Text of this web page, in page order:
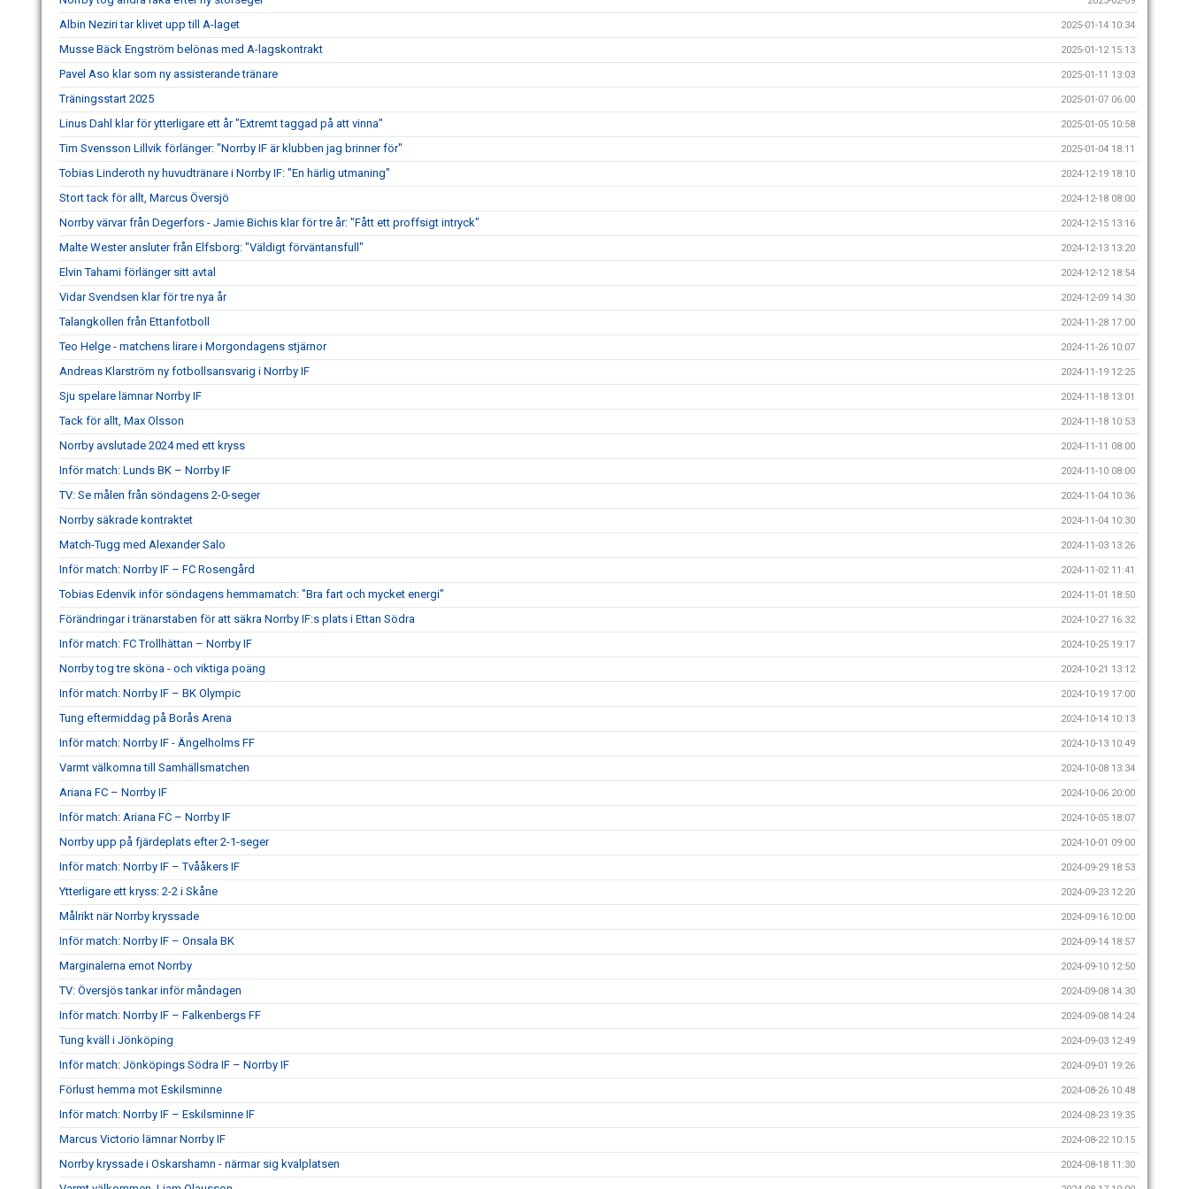
Albin Neziri tar klivet upp till A-laget 2025-01-14 10:34
Musse Bäck Engström belönas med A-lagskontrakt 2025-01-12 15:13
Pavel Aso klar som ny assisterande tränare 2025-01-11 13:03
Träningsstart 2025 2025-01-07 06:00
Linus Dahl klar för ytterligare ett år "Extremt taggad på att vinna" 2025-01-05 10:58
Tim Svensson Lillvik förlänger: "Norrby IF är klubben jag brinner för" 2025-01-04 18:11
Tobias Linderoth ny huvudtränare i Norrby IF: "En härlig utmaning" 2024-12-19 18:10
Stort tack för allt, Marcus Översjö 2024-12-18 08:00
Norrby värvar från Degerfors - Jamie Bichis klar för tre år: "Fått ett proffsigt intryck" 2024-12-15 13:16
Malte Wester ansluter från Elfsborg: "Väldigt förväntansfull" 2024-12-13 13:20
Elvin Tahami förlänger sitt avtal 2024-12-12 18:54
Vidar Svendsen klar för tre nya år 2024-12-09 14:30
Talangkollen från Ettanfotboll 2024-11-28 17:00
Teo Helge - matchens lirare i Morgondagens stjärnor 2024-11-26 10:07
Andreas Klarström ny fotbollsansvarig i Norrby IF 2024-11-19 12:25
Sju spelare lämnar Norrby IF 2024-11-18 13:01
Tack för allt, Max Olsson 2024-11-18 10:53
Norrby avslutade 2024 med ett kryss 2024-11-11 08:00
Inför match: Lunds BK – Norrby IF 2024-11-10 08:00
TV: Se målen från söndagens 2-0-seger 2024-11-04 10:36
Norrby säkrade kontraktet 2024-11-04 10:30
Match-Tugg med Alexander Salo 2024-11-03 13:26
Inför match: Norrby IF – FC Rosengård 2024-11-02 11:41
Tobias Edenvik inför söndagens hemmamatch: "Bra fart och mycket energi" 2024-11-01 18:50
Förändringar i tränarstaben för att säkra Norrby IF:s plats i Ettan Södra 2024-10-27 16:32
Inför match: FC Trollhättan – Norrby IF 2024-10-25 19:17
Norrby tog tre sköna - och viktiga poäng 2024-10-21 13:12
Inför match: Norrby IF – BK Olympic 2024-10-19 17:00
Tung eftermiddag på Borås Arena 2024-10-14 10:13
Inför match: Norrby IF - Ängelholms FF 2024-10-13 10:49
Varmt välkomna till Samhällsmatchen 2024-10-08 13:34
Ariana FC – Norrby IF 2024-10-06 20:00
Inför match: Ariana FC – Norrby IF 2024-10-05 18:07
Norrby upp på fjärdeplats efter 2-1-seger 2024-10-01 09:00
Inför match: Norrby IF – Tvååkers IF 2024-09-29 18:53
Ytterligare ett kryss: 2-2 i Skåne 2024-09-23 12:20
Målrikt när Norrby kryssade 2024-09-16 10:00
Inför match: Norrby IF – Onsala BK 2024-09-14 18:57
Marginalerna emot Norrby 2024-09-10 12:50
TV: Översjös tankar inför måndagen 2024-09-08 14:30
Inför match: Norrby IF – Falkenbergs FF 2024-09-08 14:24
Tung kväll i Jönköping 2024-09-03 12:49
Inför match: Jönköpings Södra IF – Norrby IF 2024-09-01 19:26
Förlust hemma mot Eskilsminne 2024-08-26 10:48
Inför match: Norrby IF – Eskilsminne IF 2024-08-23 19:35
Marcus Victorio lämnar Norrby IF 2024-08-22 10:15
Norrby kryssade i Oskarshamn - närmar sig kvalplatsen 2024-08-18 11:30